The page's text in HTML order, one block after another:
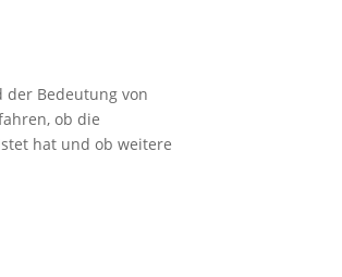
Bedeutung von
ob die
hat und ob weitere